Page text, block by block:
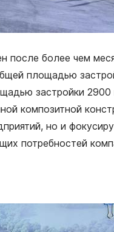
более чем
площадью
застройки 2900
композитной
но и
потребностей